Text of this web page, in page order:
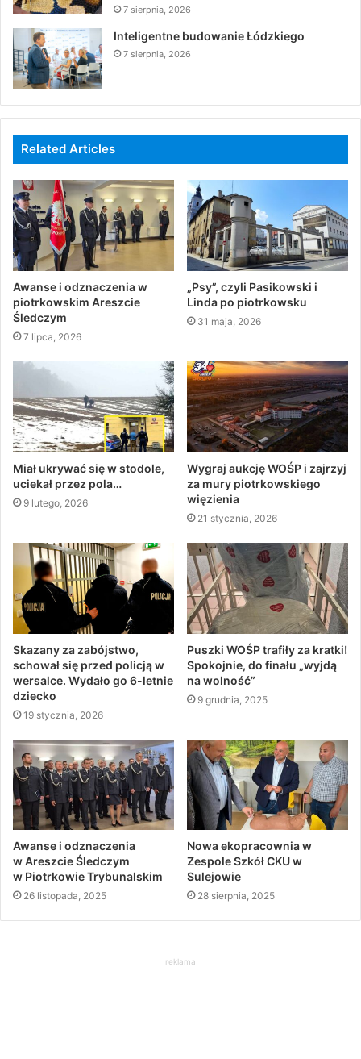
7 sierpnia, 2026
Inteligentne budowanie Łódzkiego
7 sierpnia, 2026
Related Articles
Awanse i odznaczenia w
piotrkowskim Areszcie
Śledczym
7 lipca, 2026
„Psy”, czyli Pasikowski i
Linda po piotrkowsku
31 maja, 2026
Miał ukrywać się w stodole,
uciekał przez pola…
9 lutego, 2026
Wygraj aukcję WOŚP i zajrzyj
za mury piotrkowskiego
więzienia
21 stycznia, 2026
Skazany za zabójstwo,
schował się przed policją w
wersalce. Wydało go 6-letnie
dziecko
19 stycznia, 2026
Puszki WOŚP trafiły za kratki!
Spokojnie, do finału „wyjdą
na wolność”
9 grudnia, 2025
Awanse i odznaczenia
w Areszcie Śledczym
w Piotrkowie Trybunalskim
26 listopada, 2025
Nowa ekopracownia w
Zespole Szkół CKU w
Sulejowie
28 sierpnia, 2025
reklama